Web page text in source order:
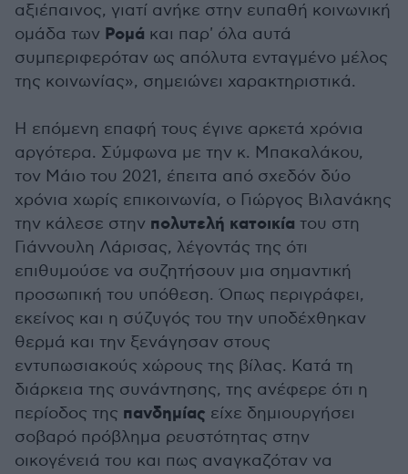
αξιέπαινος, γιατί ανήκε στην ευπαθή κοινωνική
ομάδα των Ρομά και παρ' όλα αυτά
συμπεριφερόταν ως απόλυτα ενταγμένο μέλος
της κοινωνίας», σημειώνει χαρακτηριστικά.
Η επόμενη επαφή τους έγινε αρκετά χρόνια
αργότερα. Σύμφωνα με την κ. Μπακαλάκου,
τον Μάιο του 2021, έπειτα από σχεδόν δύο
χρόνια χωρίς επικοινωνία, ο Γιώργος Βιλανάκης
την κάλεσε στην πολυτελή κατοικία του στη
Γιάννουλη Λάρισας, λέγοντάς της ότι
επιθυμούσε να συζητήσουν μια σημαντική
προσωπική του υπόθεση. Όπως περιγράφει,
εκείνος και η σύζυγός του την υποδέχθηκαν
θερμά και την ξενάγησαν στους
εντυπωσιακούς χώρους της βίλας. Κατά τη
διάρκεια της συνάντησης, της ανέφερε ότι η
περίοδος της πανδημίας είχε δημιουργήσει
σοβαρό πρόβλημα ρευστότητας στην
οικογένειά του και πως αναγκαζόταν να